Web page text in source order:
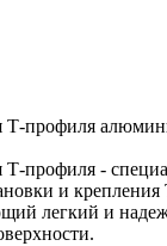
Т-профиля
профиля -
и крепления
легкий и